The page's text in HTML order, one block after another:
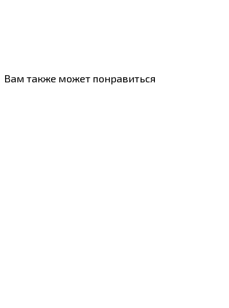
Вам также может понравиться